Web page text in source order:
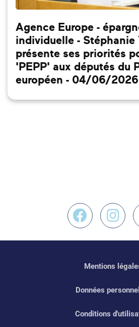
Agence Europe -
individuelle - Stéphanie
présente ses priorités
'PEPP' aux députés du
européen - 04/06/2026
Nous
Mentions
Données
Conditions